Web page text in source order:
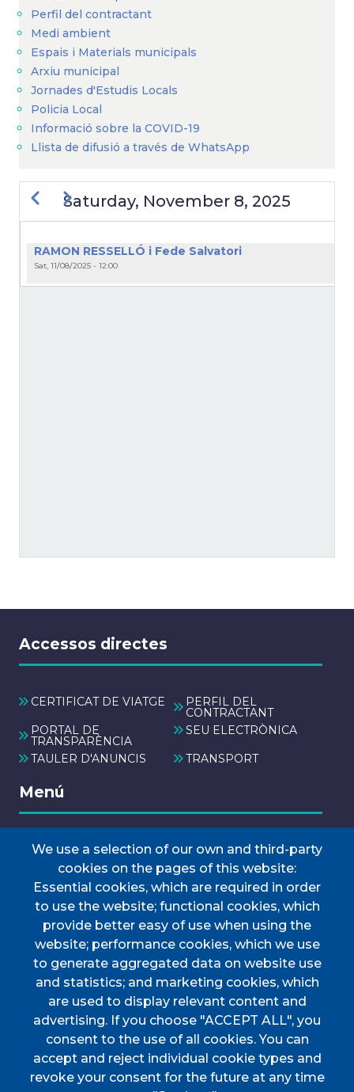
Perfil del contractant
Medi ambient
Espais i Materials municipals
Arxiu municipal
Jornades d'Estudis Locals
Policia Local
Informació sobre la COVID-19
Llista de difusió a través de WhatsApp
Saturday, November 8, 2025
PAGINATION
Previous
Next
RAMON RESSELLÓ i Fede Salvatori
Sat, 11/08/2025 - 12:00
Accessos directes
CERTIFICAT DE VIATGE PERFIL DEL
CONTRACTANT
PORTAL DE
TRANSPARÈNCIA
SEU ELECTRÒNICA
TAULER D'ANUNCIS
TRANSPORT
Menú
INICI
AJUNTAMENT
Discover Esporles
VIURE A ESPORLES
TOTES LES NOTÍCIES
CIF P0702000A. CP: 07190
Address
Plaça de l'Ajuntament, 1
We use a selection of our own and third-party
cookies on the pages of this website:
Essential cookies, which are required in order
to use the website; functional cookies, which
provide better easy of use when using the
website; performance cookies, which we use
to generate aggregated data on website use
and statistics; and marketing cookies, which
are used to display relevant content and
advertising. If you choose "ACCEPT ALL", you
consent to the use of all cookies. You can
accept and reject individual cookie types and
revoke your consent for the future at any time